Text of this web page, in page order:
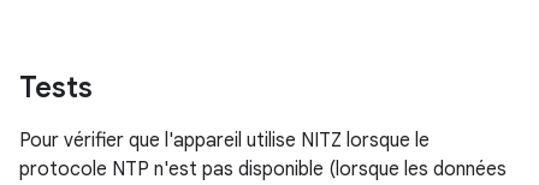
Tests
Pour vérifier que l'appareil utilise NITZ lorsque le
protocole NTP n'est pas disponible (lorsque les données